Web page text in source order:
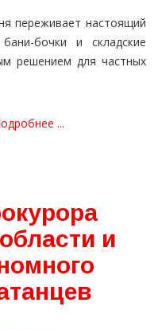
переживает настоящий
бочки и складские
решением для частных
...
и